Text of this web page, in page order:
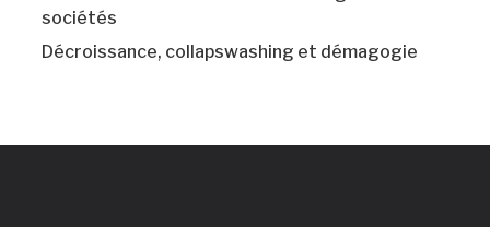
sociétés
Décroissance, collapswashing et démagogie